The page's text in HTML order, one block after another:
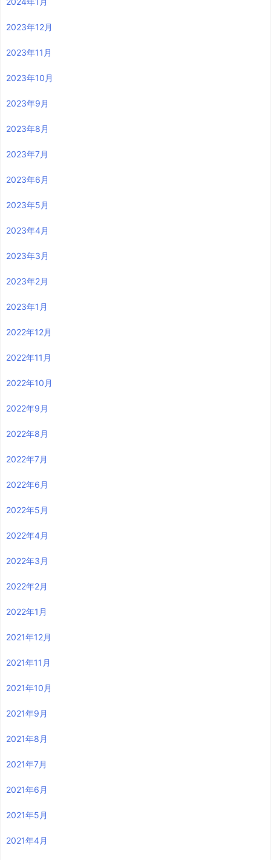
2023年12月
2023年11月
2023年10月
2023年9月
2023年8月
2023年7月
2023年6月
2023年5月
2023年4月
2023年3月
2023年2月
2023年1月
2022年12月
2022年11月
2022年10月
2022年9月
2022年8月
2022年7月
2022年6月
2022年5月
2022年4月
2022年3月
2022年2月
2022年1月
2021年12月
2021年11月
2021年10月
2021年9月
2021年8月
2021年7月
2021年6月
2021年5月
2021年4月